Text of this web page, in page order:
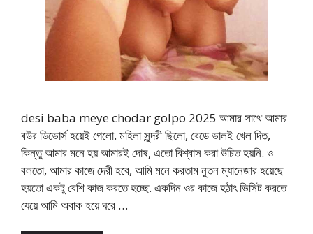
desi baba meye chodar golpo 2025 আমার সাথে আমার
বউর ডিভোর্স হয়েই গেলো. মহিলা সুন্দরী ছিলো, বেডে ভালই খেল দিত,
কিন্তু আমার মনে হয় আমারই দোষ, এতো বিশ্বাস করা উচিত হয়নি. ও
বলতো, আমার কাজে দেরী হবে, আমি মনে করতাম নুতন ম্যানেজার হয়েছে
হয়তো একটু বেশি কাজ করতে হচ্ছে. একদিন ওর কাজে হঠাৎ ভিসিট করতে
যেয়ে আমি অবাক হয়ে ঘরে …